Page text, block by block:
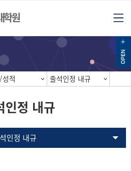
학원
적 출석인정 내규
인정 내규
인정 내규